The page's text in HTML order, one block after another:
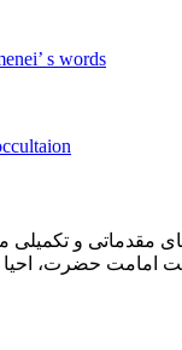
s words
الله) دوره های